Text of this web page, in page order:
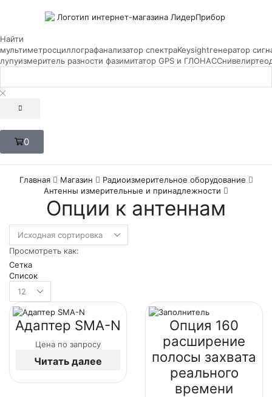
Найти
мультиметросциллографанализатор спектраKeysightгенератор
лупуизмеритель разности фазимитатор GPS и ГЛОНАССнивелир
0
Главная Магазин
Радиоизмерительное оборудование
Антенны измерительные и принадлежности
Опции к антеннам
Просмотреть как:
Сетка
Список
Адаптер SMA-N
Цена по запросу
Читать далее
Опция 160
расширение
полосы захвата
реального
времени